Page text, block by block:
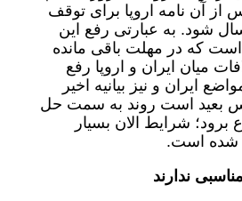
از آن نامه اروپا برای توقف
شود. به عبارتی رفع این
است که در مهلت باقی مانده
میان ایران و اروپا رفع
ایران و نیز بیانیه اخیر
بعید است روند به سمت حل
شرایط الان بسیار
شده است.
ندارند